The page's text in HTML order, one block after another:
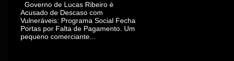
Governo de Lucas Ribeiro é
Acusado de Descaso com
Vulneráveis: Programa Social Fecha
Portas por Falta de Pagamento. Um
pequeno comerciante...